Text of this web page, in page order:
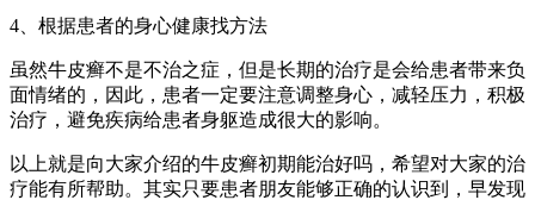
4、根据患者的身心健康找方法
虽然牛皮癣不是不治之症，但是长期的治疗是会给患者带来负
面情绪的，因此，患者一定要注意调整身心，减轻压力，积极
治疗，避免疾病给患者身躯造成很大的影响。
以上就是向大家介绍的牛皮癣初期能治好吗，希望对大家的治
疗能有所帮助。其实只要患者朋友能够正确的认识到，早发现